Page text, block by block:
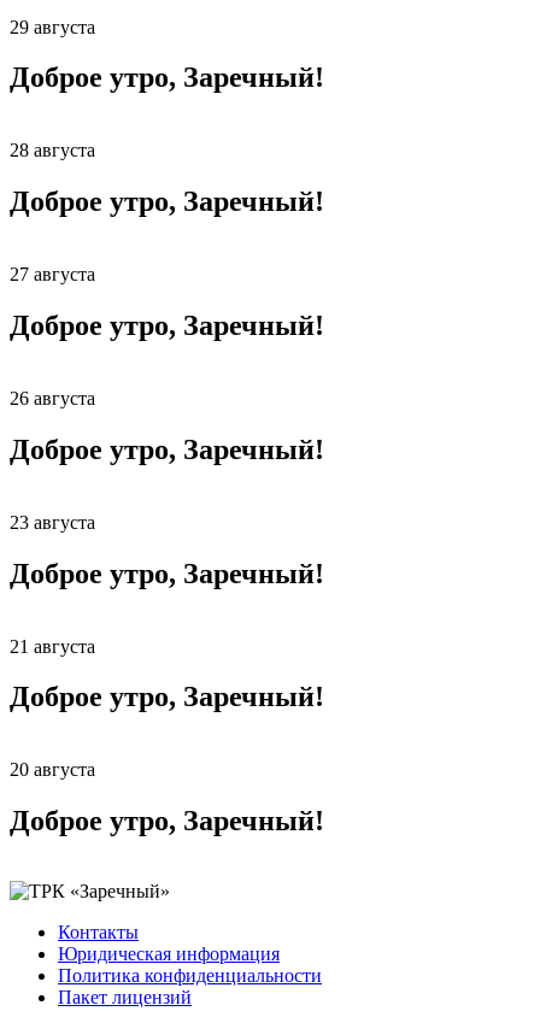
29 августа
Доброе утро, Заречный!
28 августа
Доброе утро, Заречный!
27 августа
Доброе утро, Заречный!
26 августа
Доброе утро, Заречный!
23 августа
Доброе утро, Заречный!
21 августа
Доброе утро, Заречный!
20 августа
Доброе утро, Заречный!
Контакты
Юридическая информация
Политика конфиденциальности
Пакет лицензий